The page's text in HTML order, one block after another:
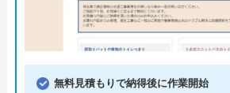
無料見積もりで納得後に作業開始